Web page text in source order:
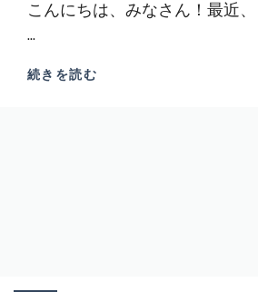
こんにちは、みなさん！最近
...
続きを読む